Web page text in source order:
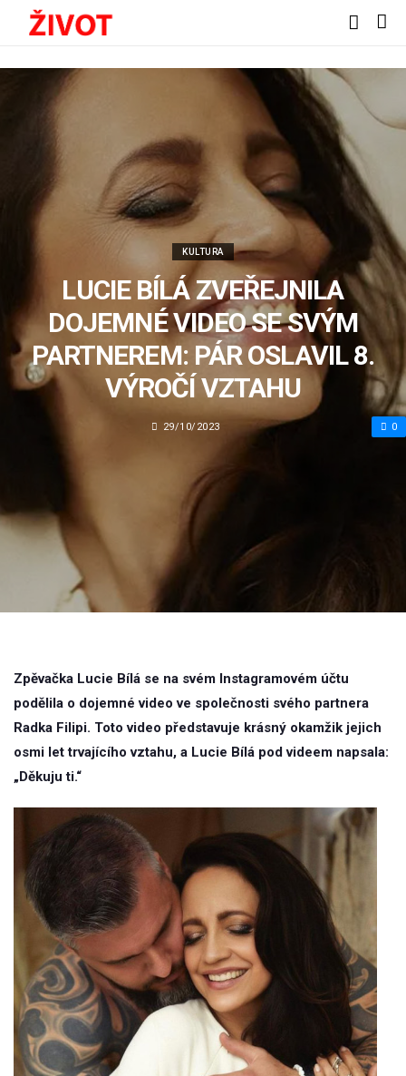
KULTURA
LUCIE BÍLÁ ZVEŘEJNILA
DOJEMNÉ VIDEO SE SVÝM
PARTNEREM: PÁR OSLAVIL 8.
VÝROČÍ VZTAHU
29/10/2023 0
Zpěvačka Lucie Bílá se na svém Instagramovém účtu
podělila o dojemné video ve společnosti svého partnera
Radka Filipi. Toto video představuje krásný okamžik jejich
osmi let trvajícího vztahu, a Lucie Bílá pod videem napsala:
„Děkuju ti.“